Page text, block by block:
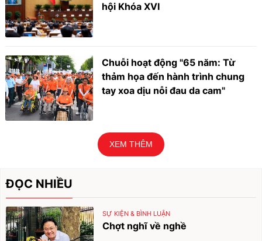
hội Khóa XVI
Chuỗi hoạt động "65 năm: Từ
thảm họa đến hành trình chung
tay xoa dịu nỗi đau da cam"
XEM THÊM
ĐỌC NHIỀU
SỰ KIỆN & BÌNH LUẬN
Chợt nghĩ về nghề